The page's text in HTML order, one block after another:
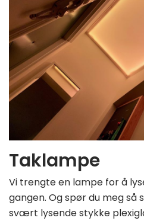
Taklampe
Vi trengte en lampe for å
gangen. Og spør du meg
svært lysende stykke